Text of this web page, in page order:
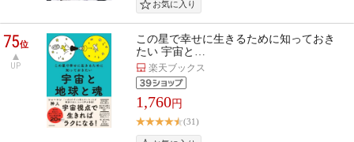
75位
UP
この星で幸せに生きるために知っておき
たい 宇宙と…
楽天ブックス
1,760円
(31)